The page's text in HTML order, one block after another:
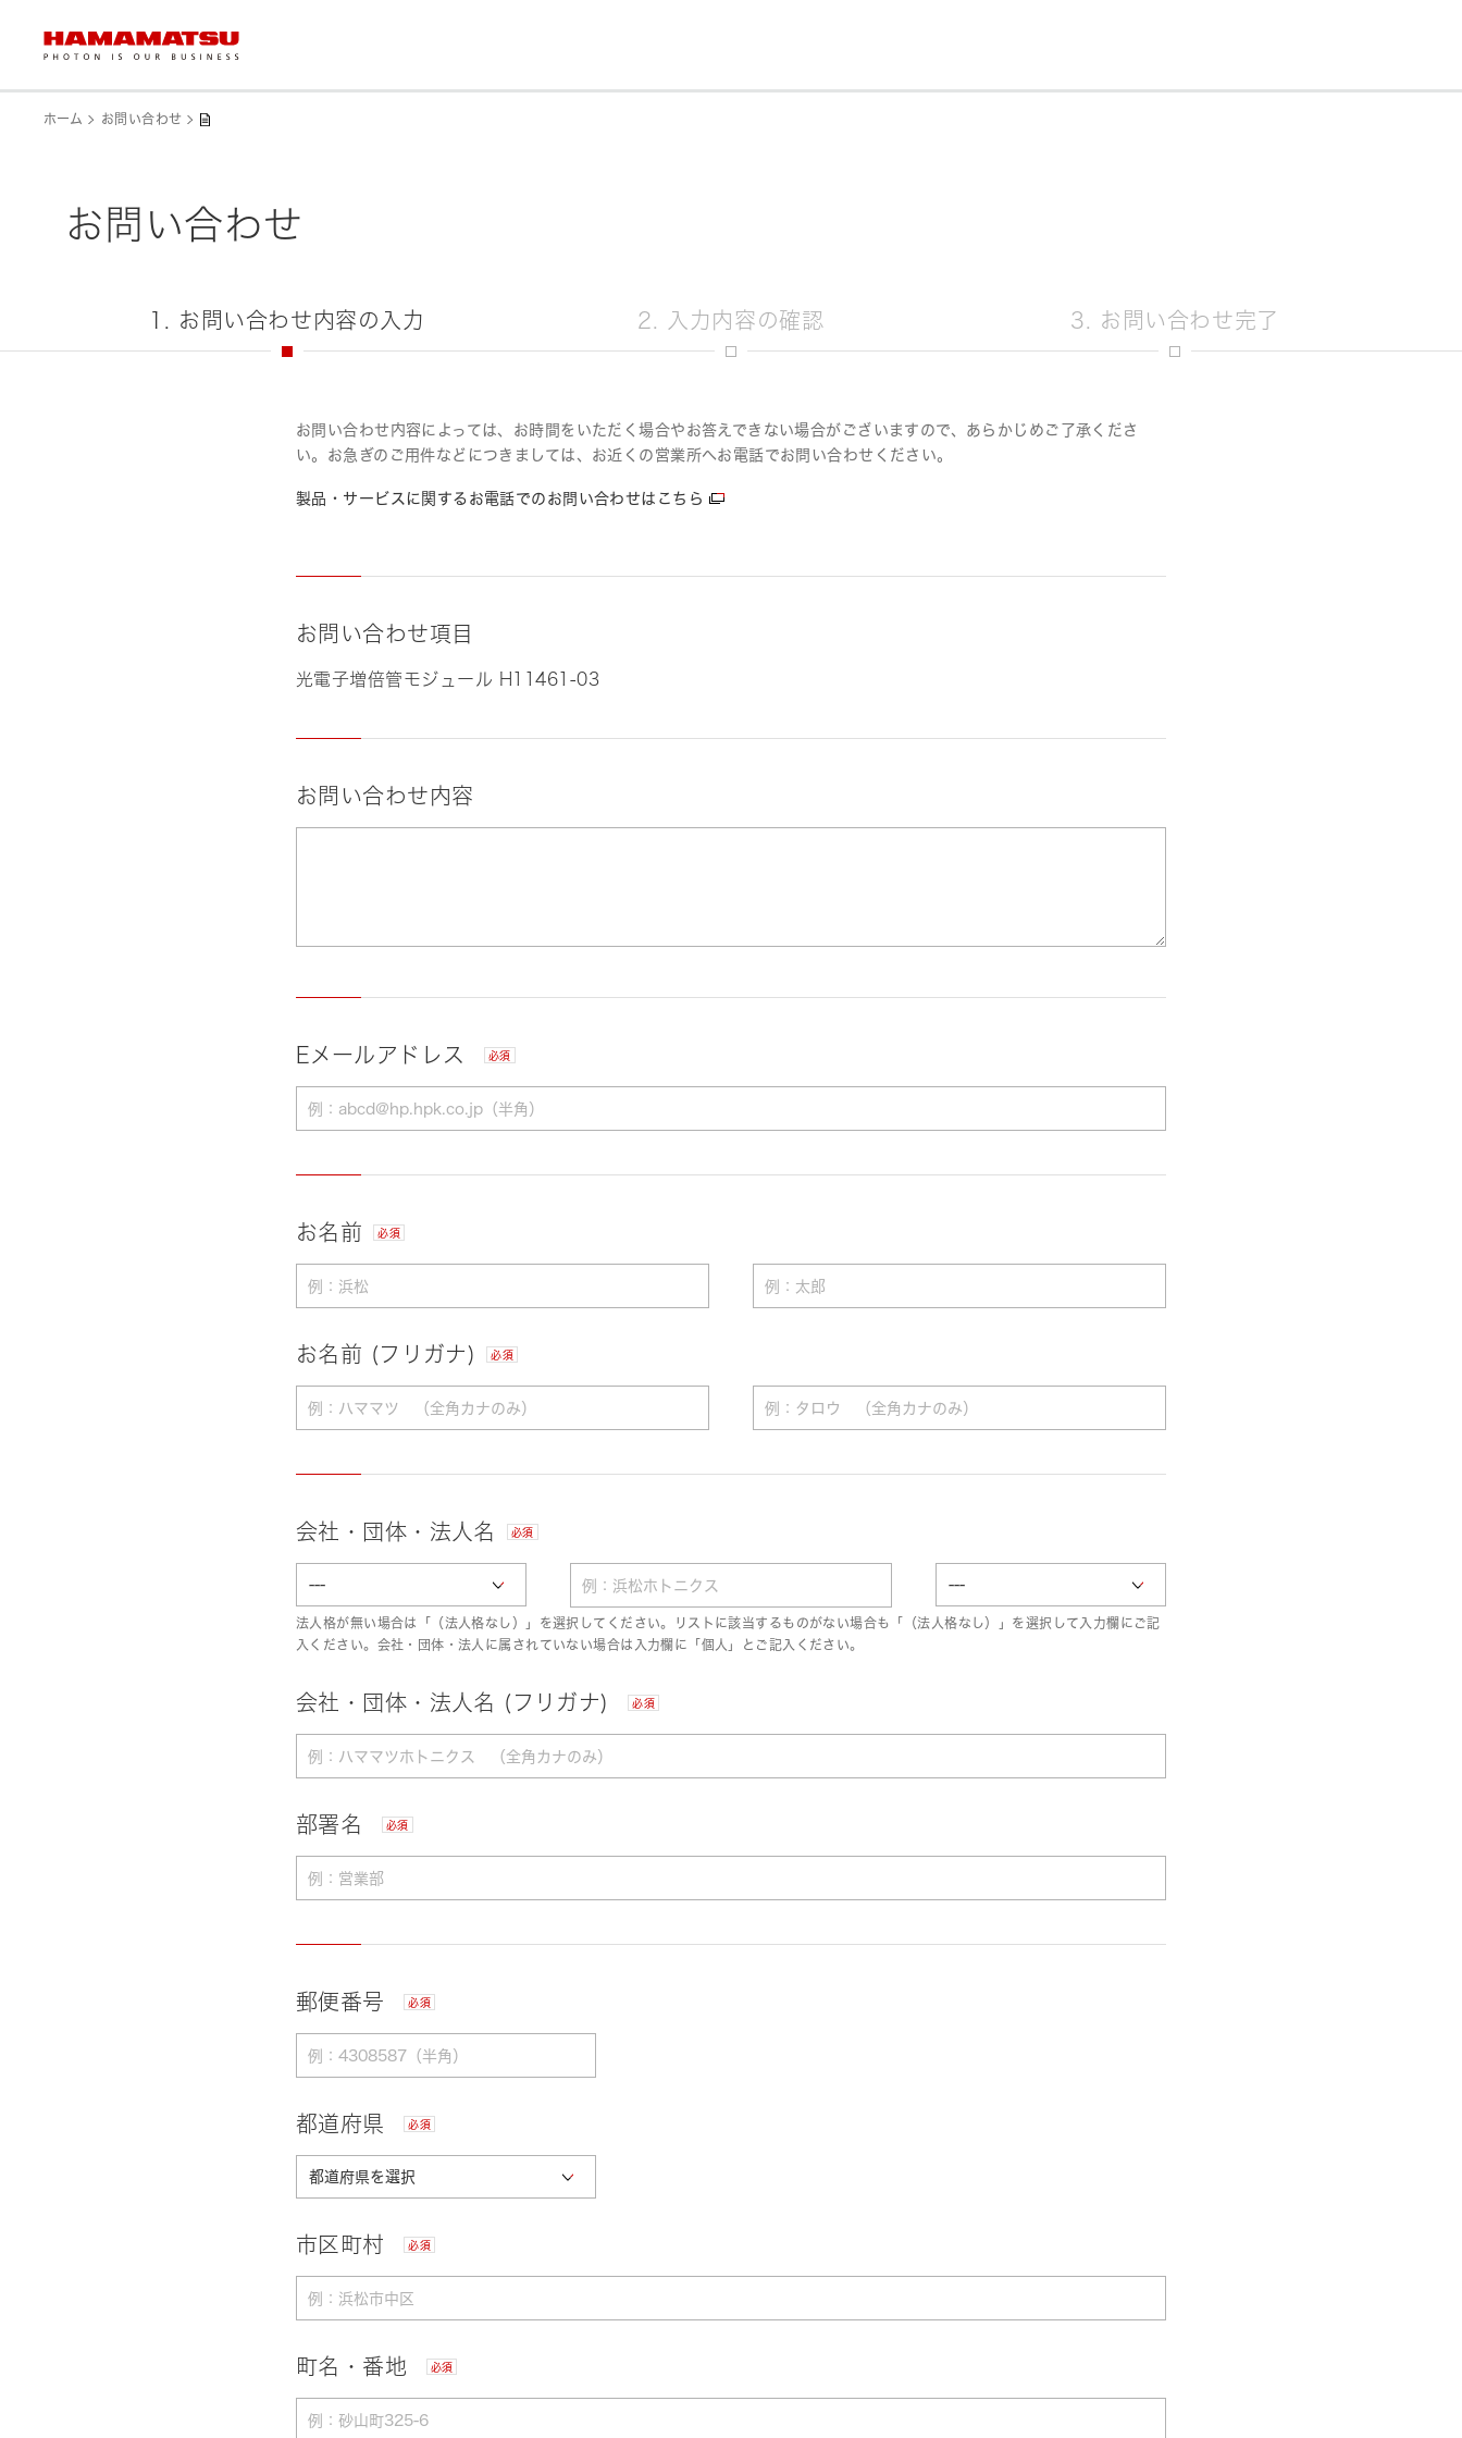
ホーム お問い合わせ
お問い合わせ
1. お問い合わせ内容の入力 2. 入力内容の確認 3. お問い合わせ完了
お問い合わせ内容によっては、お時間をいただく場合やお答えできない場合がございますので、あらかじめご了承くださ
い。お急ぎのご用件などにつきましては、お近くの営業所へお電話でお問い合わせください。
製品・サービスに関するお電話でのお問い合わせはこちら
お問い合わせ項目
光電子増倍管モジュール H11461-03
お問い合わせ内容
Eメールアドレス 必須
お名前 必須
お名前 (フリガナ) 必須
会社・団体・法人名 必須
法人格が無い場合は「（法人格なし）」を選択してください。リストに該当するものがない場合も「（法人格なし）」を選択して入力欄にご記
入ください。会社・団体・法人に属されていない場合は入力欄に「個人」とご記入ください。
会社・団体・法人名 (フリガナ) 必須
部署名 必須
郵便番号 必須
都道府県 必須
市区町村 必須
町名・番地 必須